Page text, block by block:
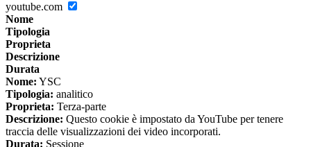
youtube.com
Nome
Tipologia
Proprieta
Descrizione
Durata
Nome: YSC
Tipologia: analitico
Proprieta: Terza-parte
Descrizione: Questo cookie è impostato da YouTube per tenere
traccia delle visualizzazioni dei video incorporati.
Durata: Sessione